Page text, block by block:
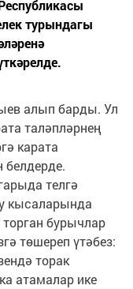
турындагы
алып барды. Ул
таләпләрнең
карата
телгә
кысаларында
бурычлар
төшереп үтәбез:
торак
атамалар ике